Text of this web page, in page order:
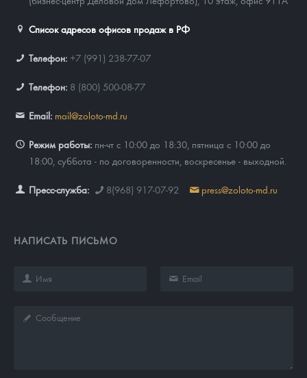
Список адресов офисов продаж в РФ
Телефон: +7 (991) 238-77-07
Телефон: 8 (800) 500-08-77
Email: mail@zoloto-md.ru
Режим работы: пн-чт с 10:00 до 18:30, пятница с 10:00 до
18:00, суббота - по договоренности, воскресенье - выходной.
Пресс-служба: 8(968) 917-07-92 press@zoloto-md.ru
НАПИСАТЬ ПИСЬМО